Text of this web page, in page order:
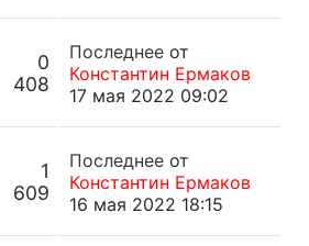
0
408
Последнее от
Константин Ермаков
17 мая 2022 09:02
1
609
Последнее от
Константин Ермаков
16 мая 2022 18:15